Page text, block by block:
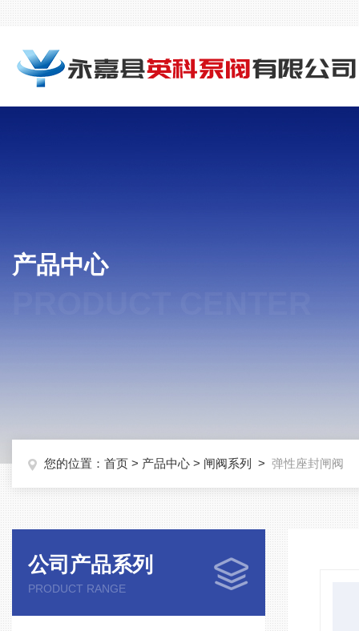
产品中心
您的位置： 首页 > 产品中心 > 闸阀系列 > 弹性座封闸阀
公司产品系列
PRODUCT RANGE